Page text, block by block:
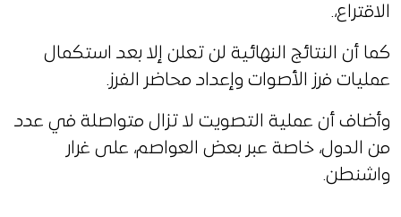
الاقتراع،.
كما أن النتائج النهائية لن تعلن إلا بعد استكمال
عمليات فرز الأصوات وإعداد محاضر الفرز.
وأضاف أن عملية التصويت لا تزال متواصلة في عدد
من الدول، خاصة عبر بعض العواصم، على غرار
واشنطن.